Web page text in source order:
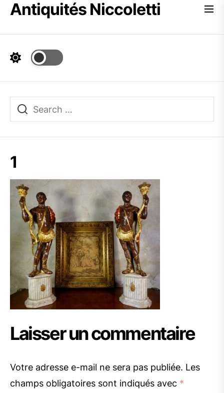
SkipAntiquités Niccoletti
1
Laisser un commentaire
Votre adresse e-mail ne sera pas publiée. Les
champs obligatoires sont indiqués avec *